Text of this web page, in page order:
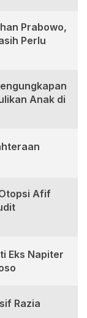
Prabowo,
Perlu
Anak di
Afif
Eks Napiter
Razia